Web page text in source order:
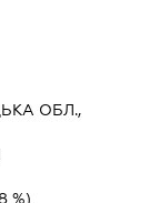
ОБЛ.,
%)